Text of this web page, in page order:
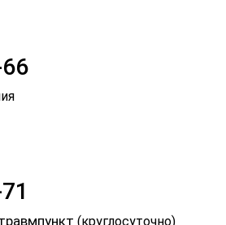
(круглосуточно)